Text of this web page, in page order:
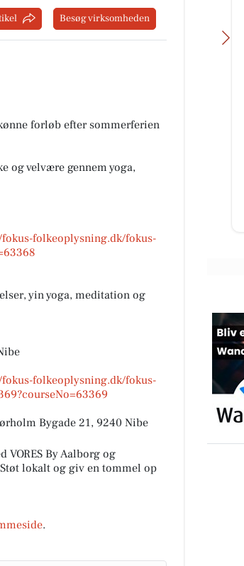
Besøg virksomheden
forløb efter sommerferien
og velvære gennem yoga,
folkeoplysning.dk/fokus-
yin yoga, meditation og
folkeoplysning.dk/fokus-
Bygade 21, 9240 Nibe
By Aalborg og
lokalt og giv en tommel op
.
SPAR Visse
elsker at være den lokale købmand